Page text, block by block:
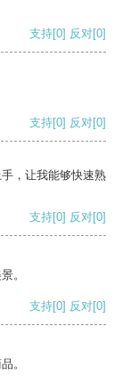
支持[0] 反对[0]
支持[0] 反对[0]
，让我能够快速熟
支持[0] 反对[0]
。
支持[0] 反对[0]
。